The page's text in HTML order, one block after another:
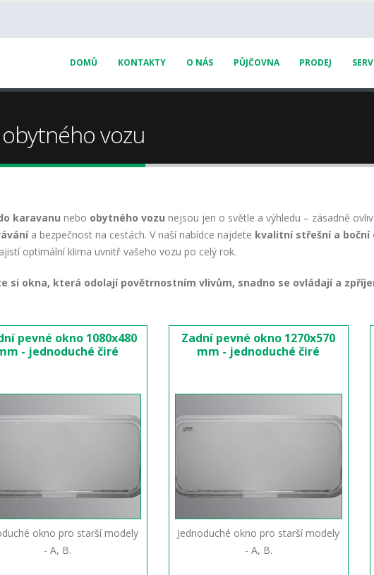
DOMŮ KONTAKTY O NÁS PŮJČOVNA PRODEJ
vozu
karavanu nebo obytného vozu nejsou jen o světle a výhledu – zásadně
a bezpečnost na cestách. V naší nabídce najdete kvalitní střešní a boční
optimální klima uvnitř vašeho vozu po celý rok.
si okna, která odolají povětrnostním vlivům, snadno se ovládají a
pevné okno 1080x480
- jednoduché čiré
okno pro starší modely
- A, B.
Zadní pevné okno 1270x570
mm - jednoduché čiré
Jednoduché okno pro starší modely
- A, B.